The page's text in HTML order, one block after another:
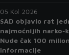
05 Kol 2026
SAD objavio rat
najmoćnijih narko-
Nude čak 100
informacije